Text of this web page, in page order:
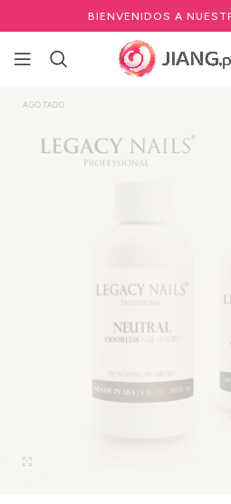
BIENVENIDOS A
Inicio Manicure y Pedicure
AGOTADO